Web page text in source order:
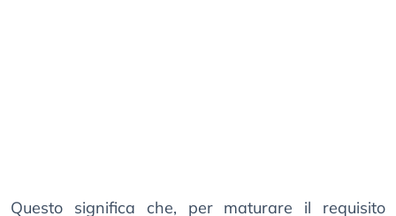
Questo significa che, per maturare il requisito